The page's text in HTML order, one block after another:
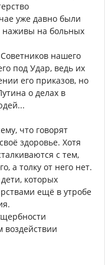
уже давно были
на больных
нашего
под Удар, ведь их
его приказов, но
о делах в
что говорят
здоровье. Хотя
с тем,
а толку от него нет.
которых
ещё в утробе